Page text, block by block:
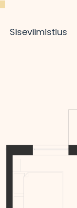
Siseviimistlus